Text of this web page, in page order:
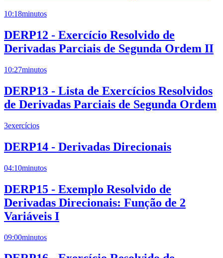
10:18minutos
DERP12 - Exercício Resolvido de
Derivadas Parciais de Segunda Ordem II
10:27minutos
DERP13 - Lista de Exercícios Resolvidos
de Derivadas Parciais de Segunda Ordem
3exercícios
DERP14 - Derivadas Direcionais
04:10minutos
DERP15 - Exemplo Resolvido de
Derivadas Direcionais: Função de 2
Variáveis I
09:00minutos